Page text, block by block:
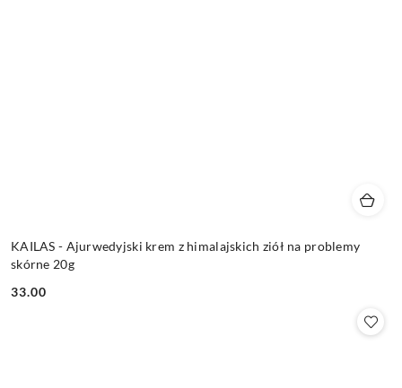
KAILAS - Ajurwedyjski krem z himalajskich ziół na problemy
skórne 20g
Cena:
33.00